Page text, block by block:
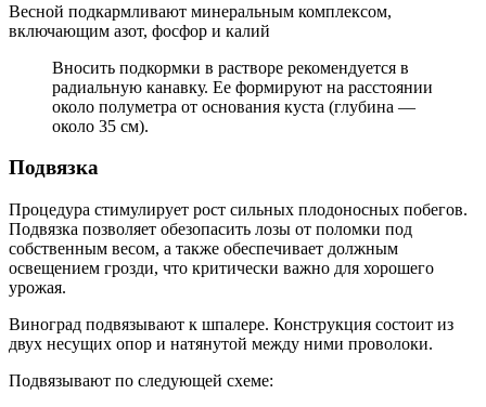
Весной подкармливают минеральным комплексом,
включающим азот, фосфор и калий
Вносить подкормки в растворе рекомендуется в
радиальную канавку. Ее формируют на расстоянии
около полуметра от основания куста (глубина —
около 35 см).
Подвязка
Процедура стимулирует рост сильных плодоносных побегов.
Подвязка позволяет обезопасить лозы от поломки под
собственным весом, а также обеспечивает должным
освещением грозди, что критически важно для хорошего
урожая.
Виноград подвязывают к шпалере. Конструкция состоит из
двух несущих опор и натянутой между ними проволоки.
Подвязывают по следующей схеме: